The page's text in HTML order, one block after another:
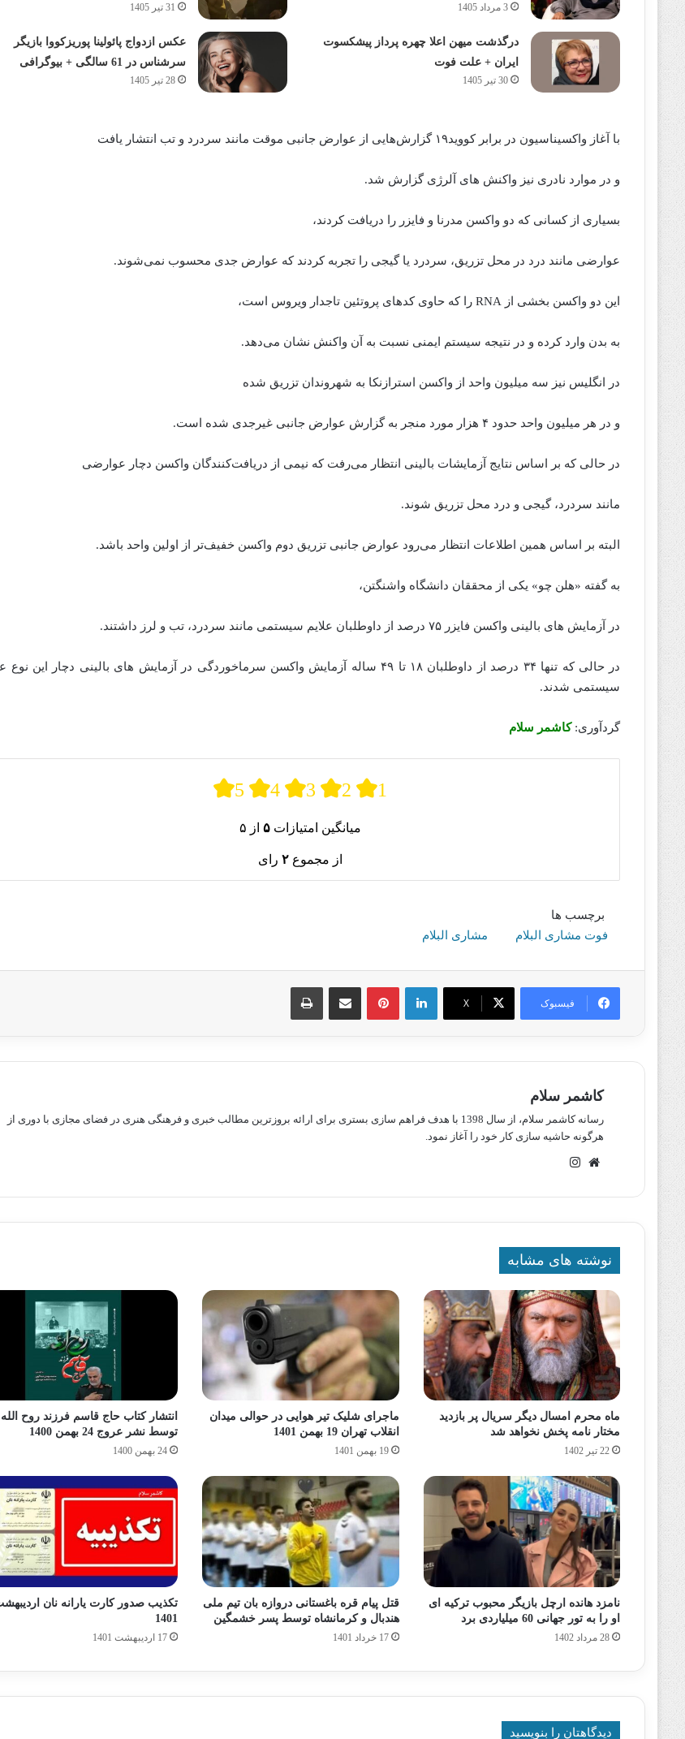
3 مرداد 1405 31 تیر 1405
درگذشت میهن اعلا چهره پرداز پیشکسوت
ایران + علت فوت
30 تیر 1405
عکس ازدواج پائولینا پوریزکووا بازیگر
سرشناس در 61 سالگی + بیوگرافی
28 تیر 1405
با آغاز واکسیناسیون در برابر کووید۱۹ گزارش‌هایی از عوارض جانبی موقت مانند سردرد و تب انتشار یافت
و در موارد نادری نیز واکنش های آلرژی گزارش شد.
بسیاری از کسانی که دو واکسن مدرنا و فایزر را دریافت کردند،
عوارضی مانند درد در محل تزریق، سردرد یا گیجی را تجربه کردند که عوارض جدی محسوب نمی‌شوند.
این دو واکسن بخشی از RNA را که حاوی کدهای پروتئین تاجدار ویروس است،
به بدن وارد کرده و در نتیجه سیستم ایمنی نسبت به آن واکنش نشان می‌دهد.
در انگلیس نیز سه میلیون واحد از واکسن استرازنکا به شهروندان تزریق شده
و در هر میلیون واحد حدود ۴ هزار مورد منجر به گزارش عوارض جانبی غیرجدی شده است.
در حالی که بر اساس نتایج آزمایشات بالینی انتظار می‌رفت که نیمی از دریافت‌کنندگان واکسن دچار عوارضی
مانند سردرد، گیجی و درد محل تزریق شوند.
البته بر اساس همین اطلاعات انتظار می‌رود عوارض جانبی تزریق دوم واکسن خفیف‌تر از اولین واحد باشد.
به گفته «هلن چو» یکی از محققان دانشگاه واشنگتن،
در آزمایش های بالینی واکسن فایزر ۷۵ درصد از داوطلبان علایم سیستمی مانند سردرد، تب و لرز داشتند.
در حالی که تنها ۳۴ درصد از داوطلبان ۱۸ تا ۴۹ ساله آزمایش واکسن سرماخوردگی در آزمایش های بالینی دچار این نوع
سیستمی شدند.
گردآوری:کاشمر سلام
5 4 3 2 1
میانگین امتیازات ۵ از ۵
از مجموع ۲ رای
برچسب ها
فوت مشاری البلام
مشاری البلام
فیسبوک X
لینکدین پینترستاشتراک گذاری از طریق ایمیل چاپ
کاشمر سلام
رسانه کاشمر سلام، از سال 1398 با هدف فراهم سازی بستری برای ارائه بروزترین مطالب خبری و فرهنگی هنری در فضای مجازی با دوری از
هرگونه حاشیه سازی کار خود را آغاز نمود.
وبسایت
نوشته های مشابه
ماه محرم امسال دیگر سریال پر بازدید
مختار نامه پخش نخواهد شد
22 تیر 1402
ماجرای شلیک تیر هوایی در حوالی میدان
انقلاب تهران 19 بهمن 1401
19 بهمن 1401
انتشار کتاب حاج قاسم فرزند روح الله
توسط نشر عروج 24 بهمن 1400
24 بهمن 1400
نامزد هانده ارچل بازیگر محبوب ترکیه ای
او را به تور جهانی 60 میلیاردی برد
28 مرداد 1402
قتل پیام قره باغستانی دروازه بان تیم ملی
هندبال و کرمانشاه توسط پسر خشمگین
17 خرداد 1401
تکذیب صدور کارت یارانه نان
1401
17 اردیبهشت 1401
دیدگاهتان را بنویسید